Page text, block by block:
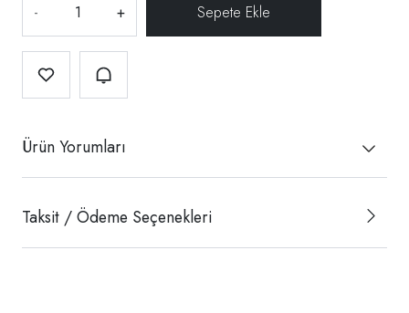
- +
Ürün Yorumları
Taksit / Ödeme Seçenekleri